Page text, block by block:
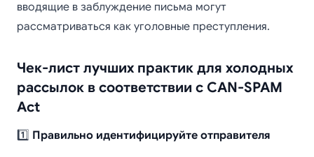
вводящие в заблуждение письма могут
рассматриваться как уголовные преступления.
Чек-лист лучших практик для холодных
рассылок в соответствии с CAN-SPAM
Act
1️⃣ Правильно идентифицируйте отправителя